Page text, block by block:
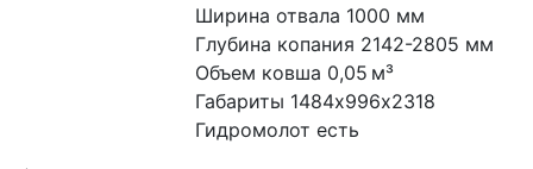
Ширина отвала 1000 мм
Глубина копания 2142-2805 мм
Объем ковша 0,05 м³
Габариты 1484х996х2318
Гидромолот есть